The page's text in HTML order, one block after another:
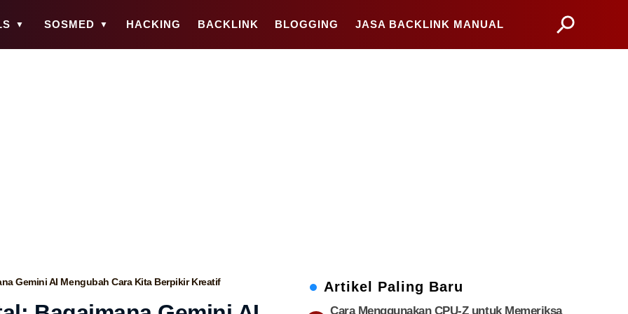
SOSMED HACKING BACKLINK BLOGGING JASA BACKLINK MANUAL
Gemini AI Mengubah Cara Kita Berpikir Kreatif Artikel Paling Baru
Cara Menggunakan CPU-Z untuk Memeriksa